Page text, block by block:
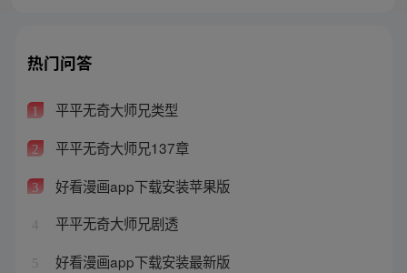
热门问答
1 平平无奇大师兄类型
2 平平无奇大师兄137章
3 好看漫画app下载安装苹果版
4 平平无奇大师兄剧透
5 好看漫画app下载安装最新版